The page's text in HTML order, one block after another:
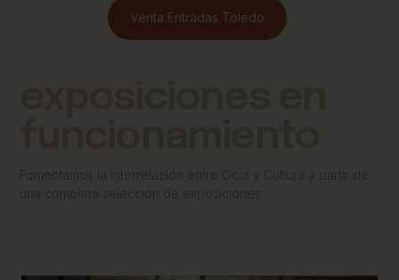
Venta Entradas Toledo
Fomentamos la interrelación entre Ocio y Cultura a partir de
una completa selección de exposiciones.